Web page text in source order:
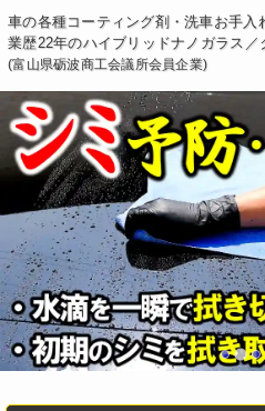
車の各種コーティング剤・洗車お手入
業歴22年のハイブリッドナノガラス／
(富山県砺波商工会議所会員企業)